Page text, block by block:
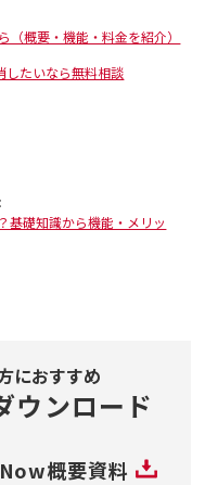
概要・機能・料金を紹介）
したいなら無料相談
基礎知識から機能・メリッ
におすすめ
ウンロード
概要資料